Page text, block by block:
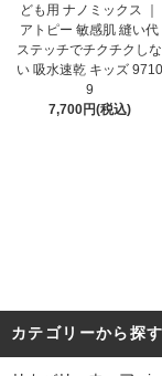
ども用 ナノミックス ｜
アトピー 敏感肌 縫い代
ステッチでチクチクしな
い 吸水速乾 キッズ 9710
9
7,700円(税込)
カテゴリーから探す